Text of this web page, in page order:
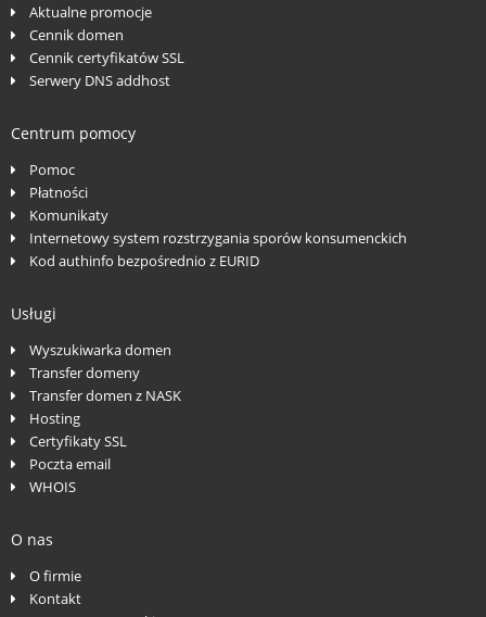
Aktualne promocje
Cennik domen
Cennik certyfikatów SSL
Serwery DNS addhost
Centrum pomocy
Pomoc
Płatności
Komunikaty
Internetowy system rozstrzygania sporów konsumenckich
Kod authinfo bezpośrednio z EURID
Usługi
Wyszukiwarka domen
Transfer domeny
Transfer domen z NASK
Hosting
Certyfikaty SSL
Poczta email
WHOIS
O nas
O firmie
Kontakt